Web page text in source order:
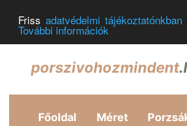
Frissadatvédelmi tájékoztatónkban
További információk
porszivohozmindent
Főoldal Méret